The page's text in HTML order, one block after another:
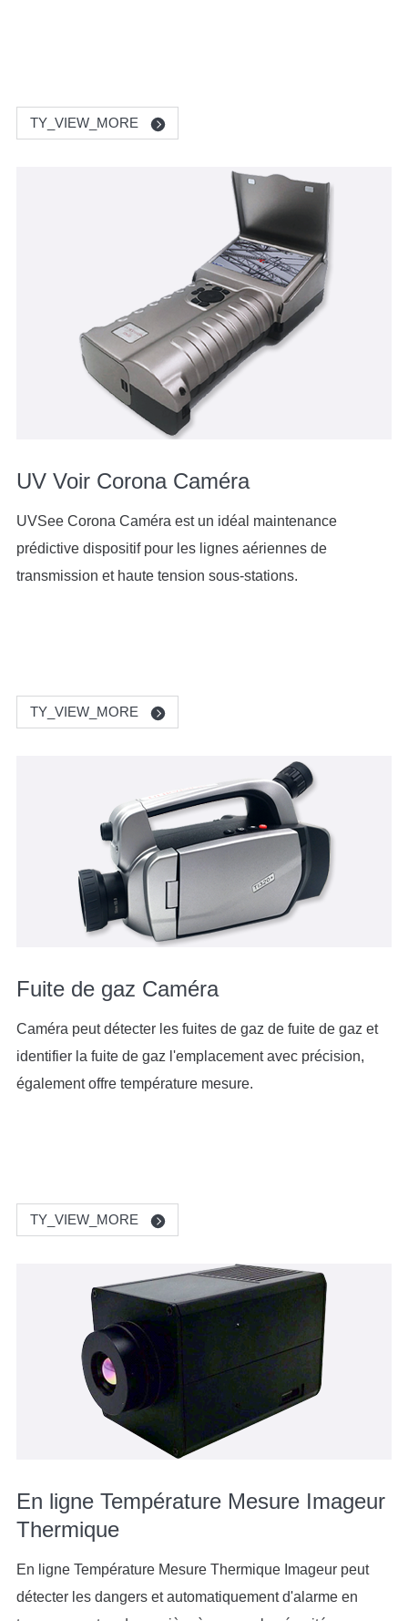
TY_VIEW_MORE
UV Voir Corona Caméra
UVSee Corona Caméra est un idéal maintenance
prédictive dispositif pour les lignes aériennes de
transmission et haute tension sous-stations.
TY_VIEW_MORE
Fuite de gaz Caméra
Caméra peut détecter les fuites de gaz de fuite de gaz et
identifier la fuite de gaz l'emplacement avec précision,
également offre température mesure.
TY_VIEW_MORE
En ligne Température Mesure Imageur
Thermique
En ligne Température Mesure Thermique Imageur peut
détecter les dangers et automatiquement d'alarme en